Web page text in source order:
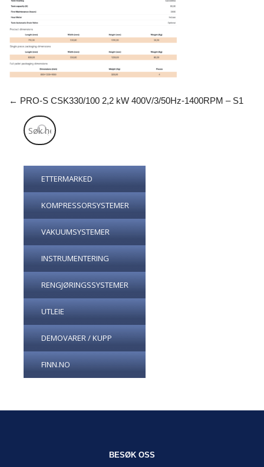
← PRO-S CSK330/100 2,2 kW 400V/3/50Hz-1400RPM – S1
ETTERMARKED
KOMPRESSORSYSTEMER
VAKUUMSYSTEMER
INSTRUMENTERING
RENGJØRINGSSYSTEMER
UTLEIE
DEMOVARER / KUPP
FINN.NO
BESØK OSS